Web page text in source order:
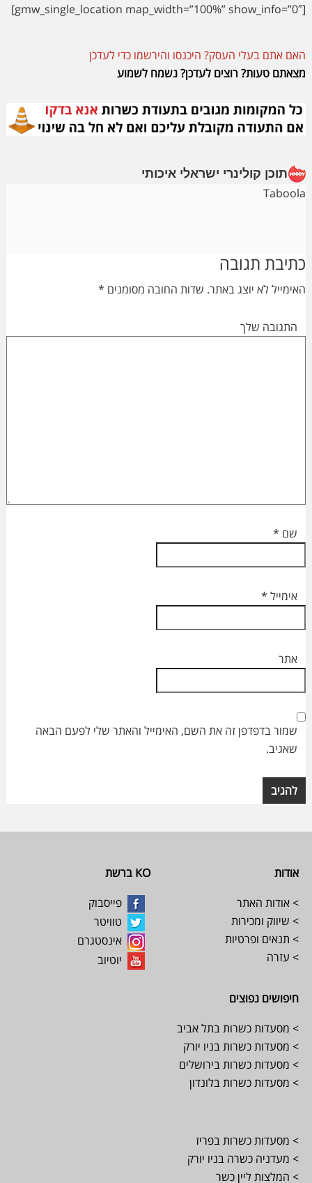
[gmw_single_location map_width=”100%” show_info=”0″]
האם אתם בעלי העסק? היכנסו והירשמו כדי לעדכן
מצאתם טעות? רוצים לעדכן? נשמח לשמוע
תוכן קולינרי ישראלי איכותי
Taboola
Reader
Interactions
כתיבת תגובה
האימייל לא יוצג באתר. שדות החובה מסומנים *
התגובה שלך
שם *
אימייל *
אתר
שמור בדפדפן זה את השם, האימייל והאתר שלי לפעם הבאה
שאגיב.
Footer
אודות
> אודות האתר
> שיווק ומכירות
> תנאים ופרטיות
> עזרה
KO ברשת
פייסבוק
טוויטר
אינסטגרם
יוטיוב
חיפושים נפוצים
> מסעדות כשרות בתל אביב
> מסעדות כשרות בניו יורק
> מסעדות כשרות בירושלים
> מסעדות כשרות בלונדון
> מסעדות כשרות בפריז
> מעדניה כשרה בניו יורק
> המלצות ליין כשר